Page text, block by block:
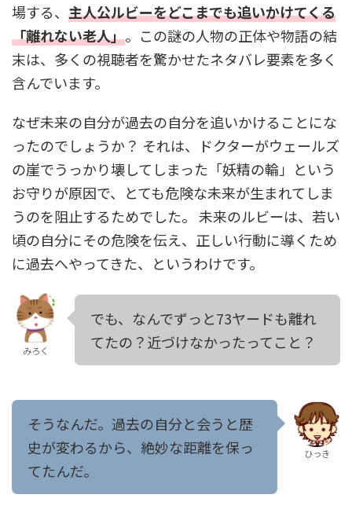
場する、 主人公ルビーをどこまでも追いかけてくる
「離れない老人」。この謎の人物の正体や物語の結
末は、多くの視聴者を驚かせたネタバレ要素を多く
含んでいます。
なぜ未来の自分が過去の自分を追いかけることにな
ったのでしょうか？ それは、ドクターがウェールズ
の崖でうっかり壊してしまった「妖精の輪」という
お守りが原因で、とても危険な未来が生まれてしま
うのを阻止するためでした。 未来のルビーは、若い
頃の自分にその危険を伝え、正しい行動に導くため
に過去へやってきた、というわけです。
みろく
でも、なんでずっと73ヤードも離れ
てたの？近づけなかったってこと？
そうなんだ。過去の自分と会うと歴
史が変わるから、絶妙な距離を保っ
てたんだ。
ひっき